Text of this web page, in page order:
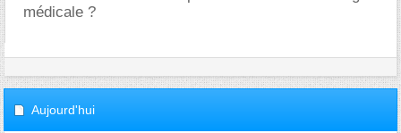
médicale ?
Aujourd'hui